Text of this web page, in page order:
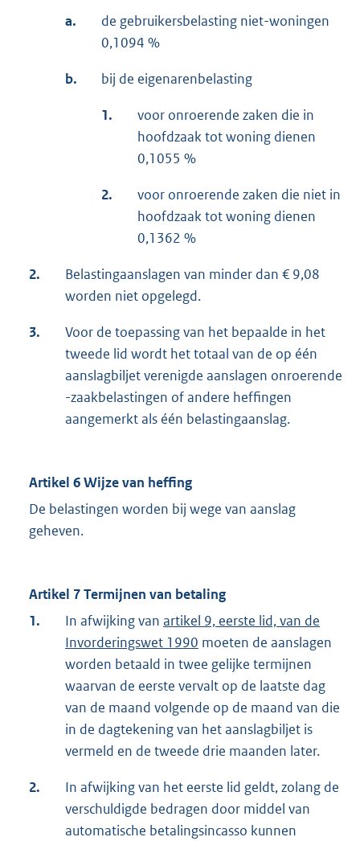
a.
de gebruikersbelasting niet-woningen
0,1094 %
b. bij de eigenarenbelasting
1.
voor onroerende zaken die in
hoofdzaak tot woning dienen
0,1055 %
2.
voor onroerende zaken die niet in
hoofdzaak tot woning dienen
0,1362 %
2.
Belastingaanslagen van minder dan € 9,08
worden niet opgelegd.
3.
Voor de toepassing van het bepaalde in het
tweede lid wordt het totaal van de op één
aanslagbiljet verenigde aanslagen onroerende
-zaakbelastingen of andere heffingen
aangemerkt als één belastingaanslag.
Artikel 6 Wijze van heffing
De belastingen worden bij wege van aanslag
geheven.
Artikel 7 Termijnen van betaling
1.
In afwijking van artikel 9, eerste lid, van de
Invorderingswet 1990 moeten de aanslagen
worden betaald in twee gelijke termijnen
waarvan de eerste vervalt op de laatste dag
van de maand volgende op de maand van die
in de dagtekening van het aanslagbiljet is
vermeld en de tweede drie maanden later.
2.
In afwijking van het eerste lid geldt, zolang de
verschuldigde bedragen door middel van
automatische betalingsincasso kunnen